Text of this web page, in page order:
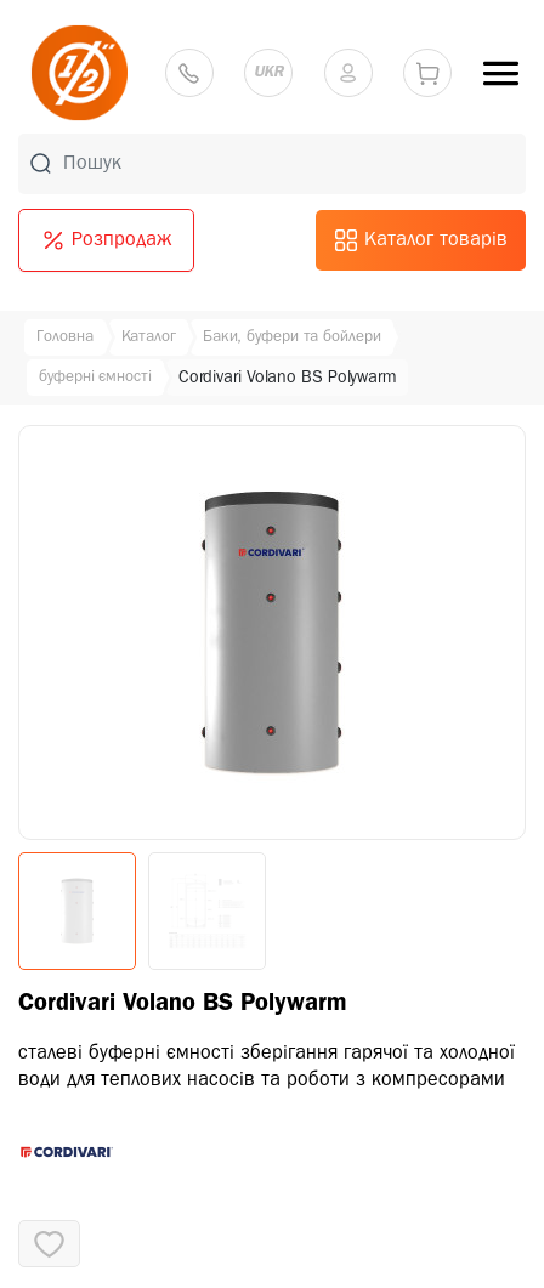
Розпродаж Каталог товарів
UKR
Головна Каталог Баки, буфери та бойлери
буферні ємності Cordivari Volano BS Polywarm
Cordivari Volano BS Polywarm
сталеві буферні ємності зберігання гарячої та холодної
води для теплових насосів та роботи з компресорами